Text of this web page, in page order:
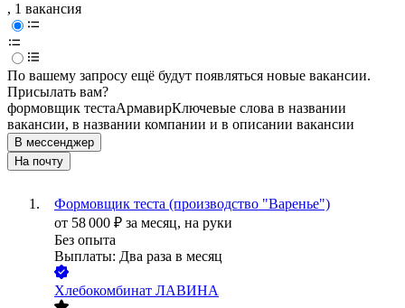
, 1 вакансия
По вашему запросу ещё будут появляться новые вакансии.
Присылать вам?
формовщик тестаАрмавирКлючевые слова в названии
вакансии, в названии компании и в описании вакансии
В мессенджер
На почту
Формовщик теста (производство "Варенье")
от 58 000 ₽ за месяц, на руки
Без опыта
Выплаты: Два раза в месяц
Хлебокомбинат ЛАВИНА